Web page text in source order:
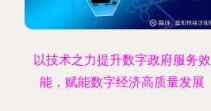
以技术之力提升数字政府服务效
能，赋能数字经济高质量发展